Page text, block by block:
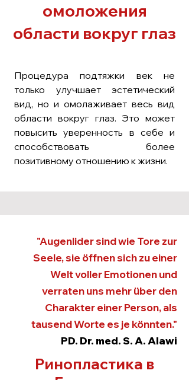
омоложения
области вокруг глаз
Процедура подтяжки век не
только улучшает эстетический
вид, но и омолаживает весь вид
области вокруг глаз. Это может
повысить уверенность в себе и
способствовать более
позитивному отношению к жизни.
"Augenlider sind wie Tore zur
Seele, sie öffnen sich zu einer
Welt voller Emotionen und
verraten uns mehr über den
Charakter einer Person, als
tausend Worte es je könnten."
PD. Dr. med. S. A. Alawi
Ринопластика в